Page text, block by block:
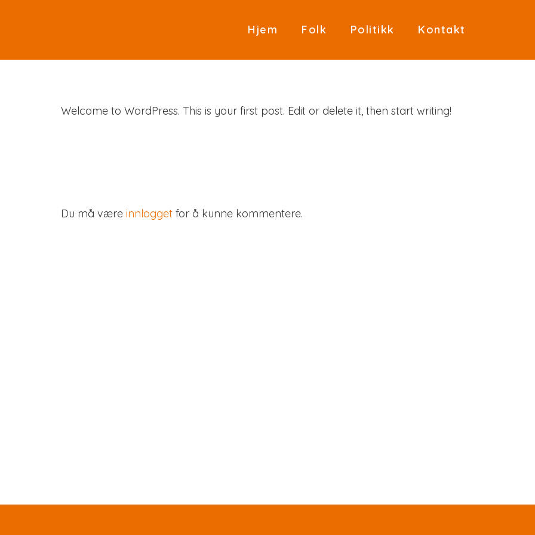
Hjem Folk Politikk Kontakt
Welcome to WordPress. This is your first post. Edit or delete it, then start writing!
Du må være innlogget for å kunne kommentere.